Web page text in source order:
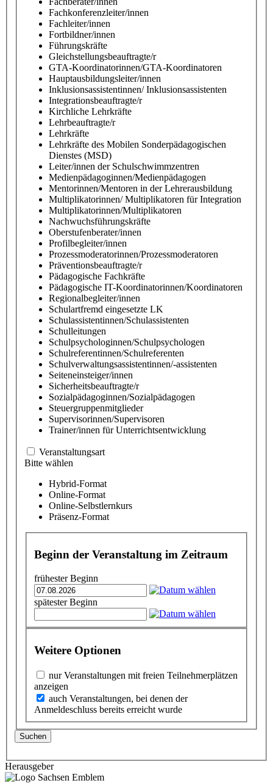
Fachkonferenzleiter/innen
Fachleiter/innen
Fortbildner/innen
Führungskräfte
Gleichstellungsbeauftragte/r
GTA-Koordinatorinnen/GTA-Koordinatoren
Hauptausbildungsleiter/innen
Inklusionsassistentinnen/ Inklusionsassistenten
Integrationsbeauftragte/r
Kirchliche Lehrkräfte
Lehrbeauftragte/r
Lehrkräfte
Lehrkräfte des Mobilen Sonderpädagogischen
Dienstes (MSD)
Leiter/innen der Schulschwimmzentren
Medienpädagoginnen/Medienpädagogen
Mentorinnen/Mentoren in der Lehrerausbildung
Multiplikatorinnen/ Multiplikatoren für Integration
Multiplikatorinnen/Multiplikatoren
Nachwuchsführungskräfte
Oberstufenberater/innen
Profilbegleiter/innen
Prozessmoderatorinnen/Prozessmoderatoren
Präventionsbeauftragte/r
Pädagogische Fachkräfte
Pädagogische IT-Koordinatorinnen/Koordinatoren
Regionalbegleiter/innen
Schulartfremd eingesetzte LK
Schulassistentinnen/Schulassistenten
Schulleitungen
Schulpsychologinnen/Schulpsychologen
Schulreferentinnen/Schulreferenten
Schulverwaltungsassistentinnen/-assistenten
Seiteneinsteiger/innen
Sicherheitsbeauftragte/r
Sozialpädagoginnen/Sozialpädagogen
Steuergruppenmitglieder
Supervisorinnen/Supervisoren
Trainer/innen für Unterrichtsentwicklung
Veranstaltungsart
Bitte wählen
Hybrid-Format
Online-Format
Online-Selbstlernkurs
Präsenz-Format
Beginn der Veranstaltung im Zeitraum
frühester Beginn
spätester Beginn
Weitere Optionen
nur Veranstaltungen mit freien Teilnehmerplätzen
anzeigen
auch Veranstaltungen, bei denen der
Anmeldeschluss bereits erreicht wurde
Suchen
Herausgeber